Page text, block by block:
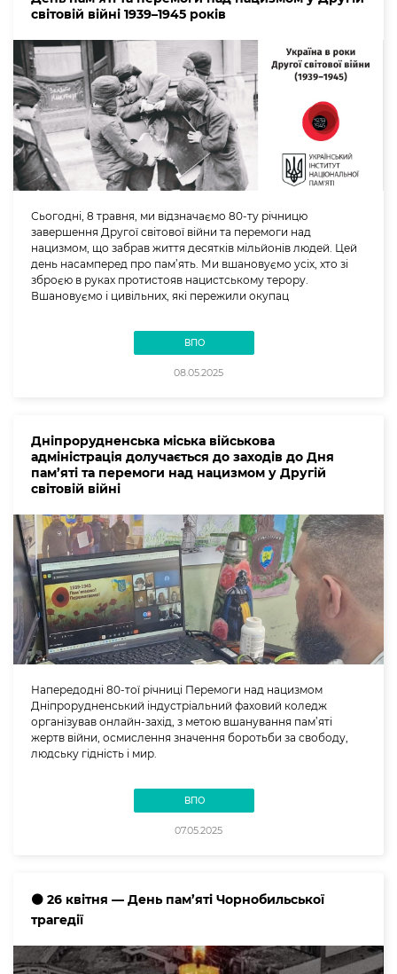
світовій війні 1939–1945 років
Сьогодні, 8 травня, ми відзначаємо 80-ту річницю
завершення Другої світової війни та перемоги над
нацизмом, що забрав життя десятків мільйонів людей. Цей
день насамперед про пам’ять. Ми вшановуємо усіх, хто зі
зброєю в руках протистояв нацистському терору.
Вшановуємо і цивільних, які пережили окупац
ВПО
08.05.2025
Дніпрорудненська міська військова
адміністрація долучається до заходів до Дня
пам’яті та перемоги над нацизмом у Другій
світовій війні
Напередодні 80-тої річниці Перемоги над нацизмом
Дніпрорудненський індустріальний фаховий коледж
організував онлайн-захід, з метою вшанування пам’яті
жертв війни, осмислення значення боротьби за свободу,
людську гідність і мир.
ВПО
07.05.2025
⚫️ 26 квітня — День пам’яті Чорнобильської
трагедії